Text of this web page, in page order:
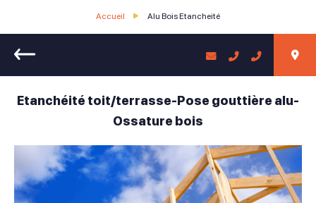
Accueil Alu Bois Etancheité
Retour
Etanchéité toit/terrasse-Pose gouttière alu-
Ossature bois